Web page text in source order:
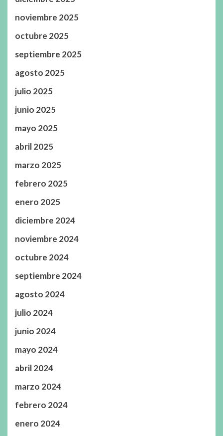
noviembre 2025
octubre 2025
septiembre 2025
agosto 2025
julio 2025
junio 2025
mayo 2025
abril 2025
marzo 2025
febrero 2025
enero 2025
diciembre 2024
noviembre 2024
octubre 2024
septiembre 2024
agosto 2024
julio 2024
junio 2024
mayo 2024
abril 2024
marzo 2024
febrero 2024
enero 2024